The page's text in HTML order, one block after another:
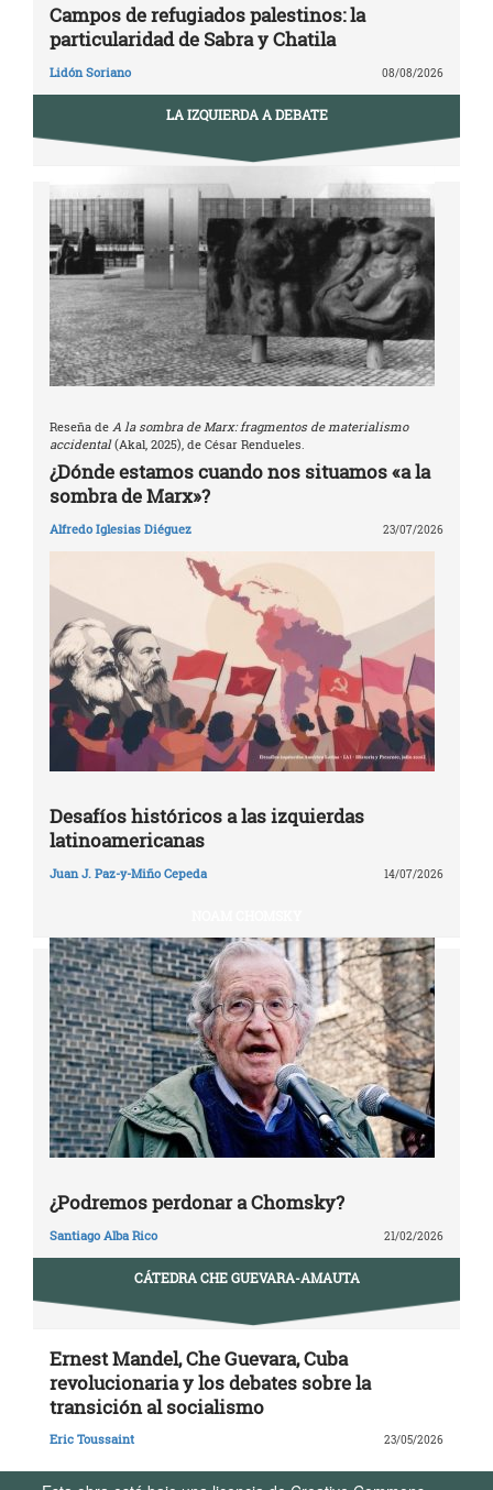
Campos de refugiados palestinos: la
particularidad de Sabra y Chatila
Lidón Soriano 08/08/2026
LA IZQUIERDA A DEBATE
Reseña de A la sombra de Marx: fragmentos de materialismo
accidental(Akal, 2025), de César Rendueles.
¿Dónde estamos cuando nos situamos «a la
sombra de Marx»?
Alfredo Iglesias Diéguez 23/07/2026
Desafíos históricos a las izquierdas
latinoamericanas
Juan J. Paz-y-Miño Cepeda 14/07/2026
¿Podremos perdonar a Chomsky?
Santiago Alba Rico 21/02/2026
CÁTEDRA CHE GUEVARA-AMAUTA
Ernest Mandel, Che Guevara, Cuba
revolucionaria y los debates sobre la
transición al socialismo
Eric Toussaint 23/05/2026